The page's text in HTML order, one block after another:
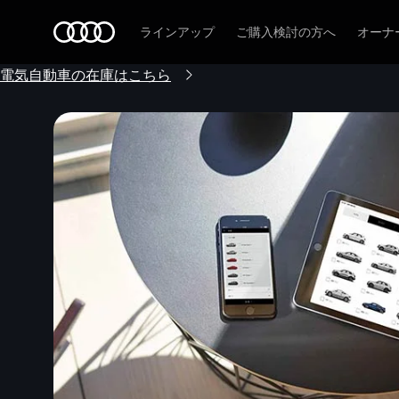
ラインアップ ご購入検討の方へ オーナ
電気自動車の在庫はこちら